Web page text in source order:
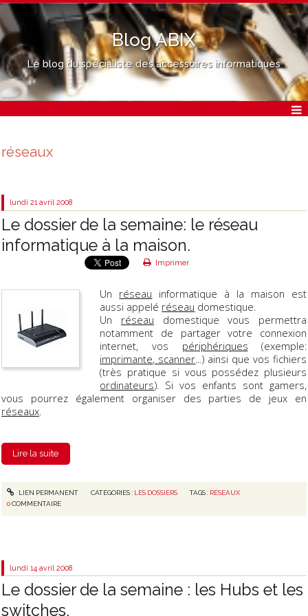
Blog ABIX
Le blog du spécialiste des accessoires informatiques
réseaux
lundi 21 avril 2008
Le dossier de la semaine: le réseau
informatique à la maison.
Imprimer
Un réseau informatique à la maison est
aussi appelé réseau domestique.
Un réseau domestique vous permettra
notamment de partager votre connexion
internet, vos périphériques (exemple:
imprimante, scanner...) ainsi que vos fichiers
(très pratique si vous possédez plusieurs
ordinateurs). Si vos enfants sont gamers,
vous pourrez également organiser des parties de jeux en
réseaux.
Lire la suite
LIEN PERMANENT CATÉGORIES : LES DOSSIERS TAGS : RÉSEAUX
0COMMENTAIRE
lundi 14 avril 2008
Le dossier de la semaine : les Hubs et les
switches.